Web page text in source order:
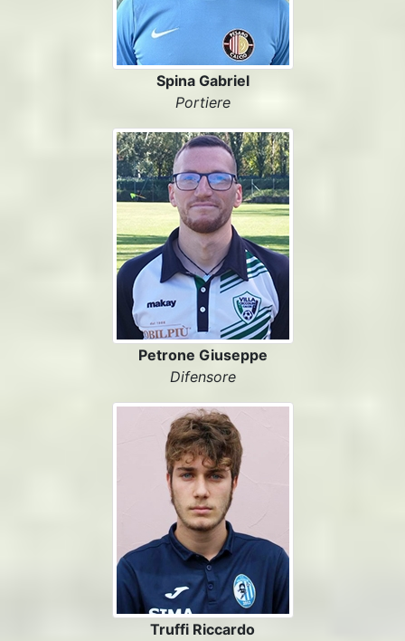
Spina Gabriel
Portiere
Petrone Giuseppe
Difensore
Truffi Riccardo